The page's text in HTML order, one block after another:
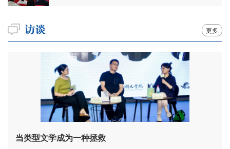
更多
当类型文学成为一种拯救